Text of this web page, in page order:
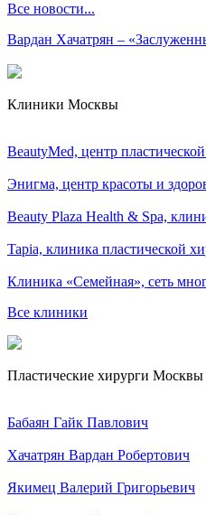
Все новости...
Вардан Хачатрян –
Клиники Москвы
BeautyMed, центр
Энигма, центр красоты и
Beauty Plaza Health & Spa,
Tapia, клиника пластической
Клиника «Семейная», сеть
Все клиники
Пластические хирурги Москвы
Бабаян Гайк Павлович
Хачатрян Вардан Робертович
Якимец Валерий Григорьевич